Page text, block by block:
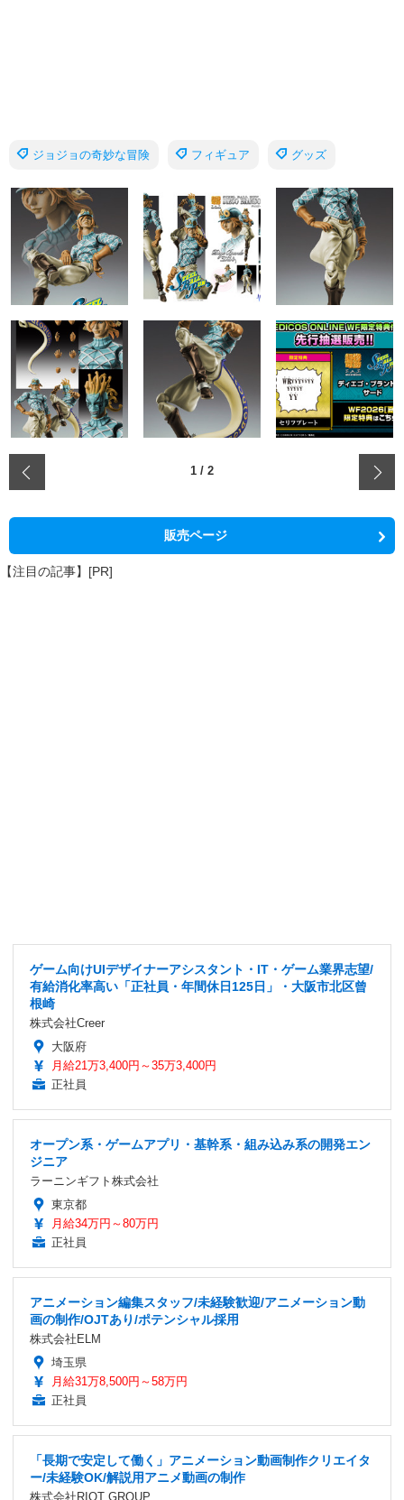
ジョジョの奇妙な冒険 フィギュア グッズ
1 / 2
販売ページ
【注目の記事】[PR]
ゲーム向けUIデザイナーアシスタント・IT・ゲーム業界志望/
有給消化率高い「正社員・年間休日125日」・大阪市北区曾
根崎
株式会社Creer
大阪府
月給21万3,400円～35万3,400円
正社員
オープン系・ゲームアプリ・基幹系・組み込み系の開発エン
ジニア
ラーニンギフト株式会社
東京都
月給34万円～80万円
正社員
アニメーション編集スタッフ/未経験歓迎/アニメーション動
画の制作/OJTあり/ポテンシャル採用
株式会社ELM
埼玉県
月給31万8,500円～58万円
正社員
「長期で安定して働く」アニメーション動画制作クリエイタ
ー/未経験OK/解説用アニメ動画の制作
株式会社RIOT GROUP